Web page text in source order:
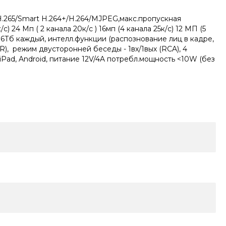
Smart H.264+/H.264/MJPEG,макс.пропускная
24 Мп ( 2 канала 20к/с ) 16мп (4 канала 25к/с) 12 МП (5
каждый, интелл.функции (распознование лиц в кадре,
режим двусторонней беседы - 1вх/1вых (RCA), 4
Android, питание 12V/4A потребл.мощность <10W (без